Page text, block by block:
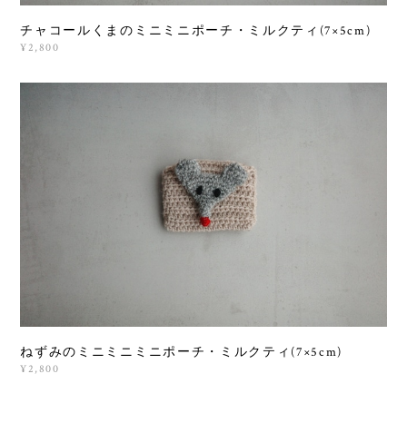
チャコールくまのミニミニポーチ・ミルクティ(7×5cm)
¥2,800
ねずみのミニミニミニポーチ・ミルクティ(7×5cm)
¥2,800